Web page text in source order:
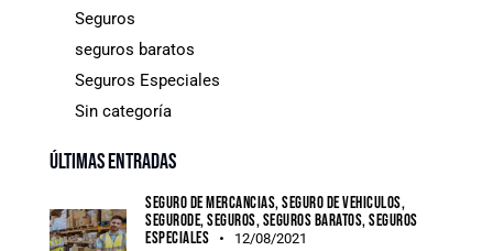
Seguros
seguros baratos
Seguros Especiales
Sin categoría
Últimas entradas
SEGURO DE MERCANCÍAS,SEGURO DE VEHÍCULOS,
SEGURODE,SEGUROS,SEGUROS BARATOS,SEGUROS
ESPECIALES
12/08/2021